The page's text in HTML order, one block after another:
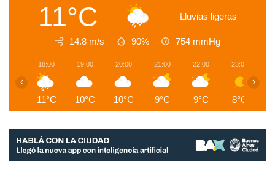
11°C Lluvias ligeras
14.8 m/s 90% 754 mmHg
18:00
11°C
19:00
10°C
20:00
10°C
21:00
9°C
22:00
9°C
23:00
8°C
‹ ›